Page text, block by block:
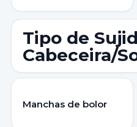
Tipo de
Cabeceira/
Manchas de bolor